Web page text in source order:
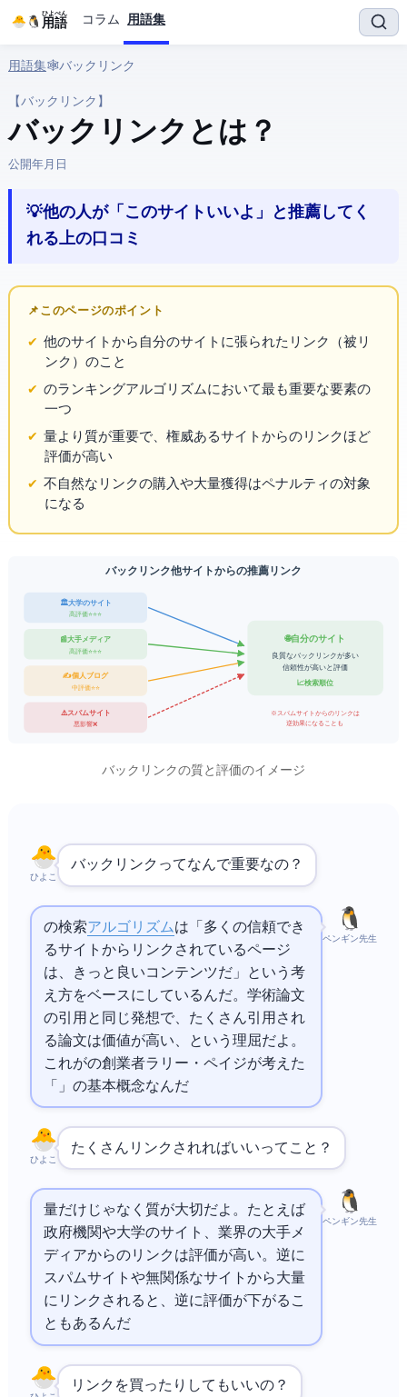
IT用語
ひよぺん コラム 用語集
用語集› 🕸️ Web › バックリンク
【バックリンク】
バックリンク とは？
公開:2026年3月29日
💡 他の人が「このサイトいいよ」と推薦してく
れるWeb上の口コミ
📌 このページのポイント
他のサイトから自分のサイトに張られたリンク（被リ
ンク）のこと
のランキングアルゴリズムにおいて最も重要な要素の
一つ
量より質が重要で、権威あるサイトからのリンクほど
評価が高い
不自然なリンクの購入や大量獲得はペナルティの対象
になる
バックリンク — 他サイトからの推薦リンク
🏛️ 大学のサイト
高評価 ⭐⭐⭐
📰 大手メディア
高評価 ⭐⭐⭐
✍️ 個人ブログ
中評価 ⭐⭐
⚠️ スパムサイト
悪影響 ❌
🌐 自分のサイト
良質なバックリンクが多い
= 信頼性が高いと評価
📈 検索順位UP
※ スパムサイトからのリンクは
逆効果になることも
バックリンクの質と評価のイメージ
ひよこ
バックリンクってなんで重要なの？
ペンギン先生
の検索アルゴリズムは「多くの信頼でき
るサイトからリンクされているページ
は、きっと良いコンテンツだ」という考
え方をベースにしているんだ。学術論文
の引用と同じ発想で、たくさん引用され
る論文は価値が高い、という理屈だよ。
これがの創業者ラリー・ペイジが考えた
「PageRank」の基本概念なんだ
ひよこ
たくさんリンクされればいいってこと？
ペンギン先生
量だけじゃなく質が大切だよ。たとえば
政府機関や大学のサイト、業界の大手メ
ディアからのリンクは評価が高い。逆に
スパムサイトや無関係なサイトから大量
にリンクされると、逆に評価が下がるこ
ともあるんだ
リンクを買ったりしてもいいの？